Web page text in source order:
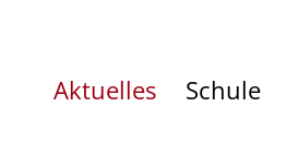
Aktuelles Schule